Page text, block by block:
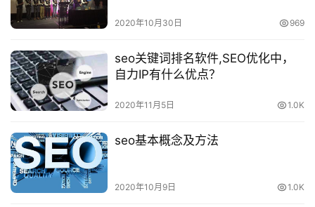
2020年10月30日 969
seo关键词排名软件,SEO优化中，
自力IP有什么优点？
2020年11月5日 1.0K
seo基本概念及方法
2020年10月9日 1.0K